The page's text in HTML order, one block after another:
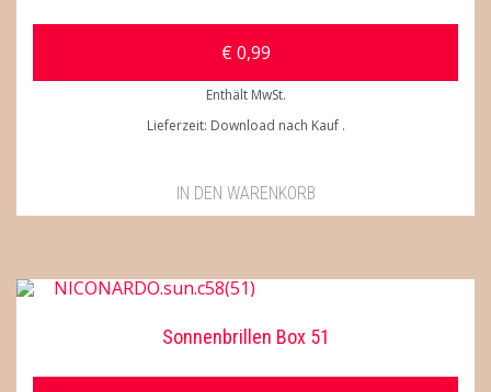
€0,99
Enthält MwSt.
Lieferzeit: Download nach Kauf
IN DEN WARENKORB
Sonnenbrillen Box 51